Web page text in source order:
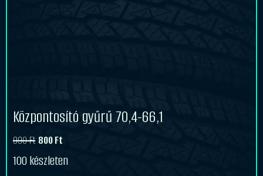
Központosító gyűrű 70,4-66,1
990Ft
price
800Ft
price
100 készleten